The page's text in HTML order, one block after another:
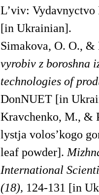
L’viv: Vydavnyctvo
[in Ukrainian].
Simakova, O. O.,
vyrobiv z boroshna
technologies of
DonNUET [in
Kravchenko, M., &
lystja volos’kogo
leaf powder].
International
(18), 124-131 [in